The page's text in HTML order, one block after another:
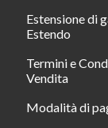
Estensione di
Estendo
Termini e
Vendita
Modalità di